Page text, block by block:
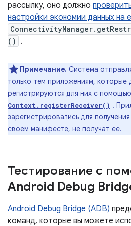
рассылку, оно должно
настройки экономии данных на
()
.
Примечание. Система
только тем приложениям, которые
регистрируются для них с помощью
Context.registerReceiver() .
зарегистрировались для
своем манифесте, не получат ее.
Тестирование с
Android Debug
Android Debug Bridge (ADB)
команд, которые вы можете